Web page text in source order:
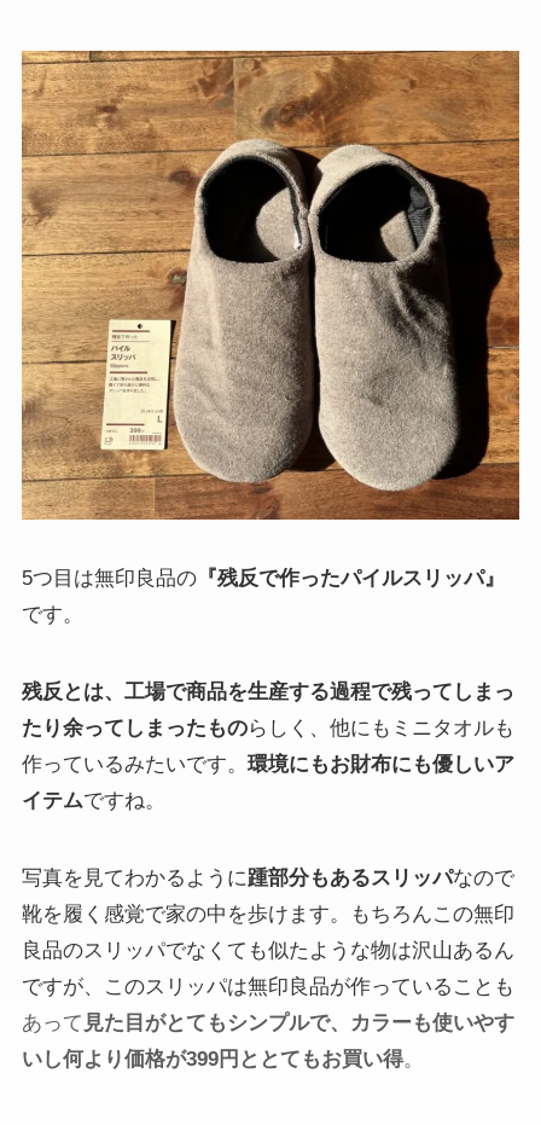
5つ目は無印良品の『残反で作ったパイルスリッパ』
です。
残反とは、工場で商品を生産する過程で残ってしまっ
たり余ってしまったものらしく、他にもミニタオルも
作っているみたいです。 環境にもお財布にも優しいア
イテムですね。
写真を見てわかるように踵部分もあるスリッパなので
靴を履く感覚で家の中を歩けます。もちろんこの無印
良品のスリッパでなくても似たような物は沢山あるん
ですが、このスリッパは無印良品が作っていることも
あって 見た目がとてもシンプルで、カラーも使いやす
いし何より価格が399円ととてもお買い得。